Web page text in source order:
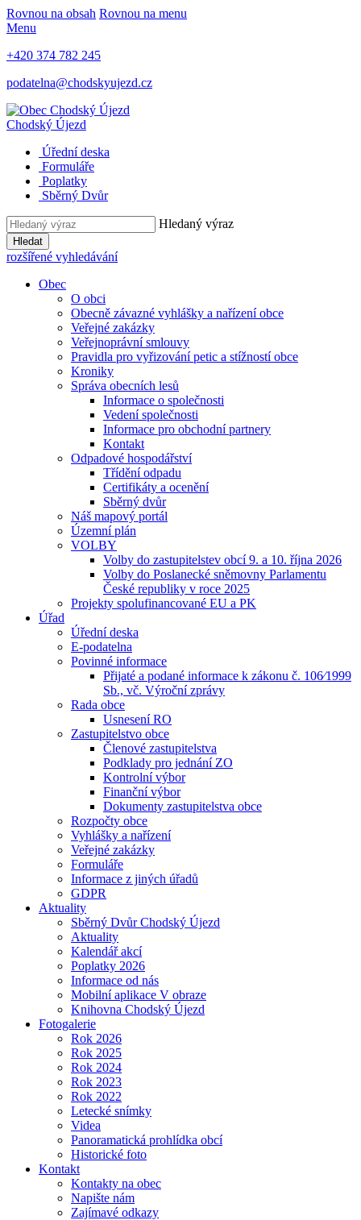
Rovnou na obsah Rovnou na menu
Menu
+420 374 782 245
podatelna@chodskyujezd.cz
Chodský Újezd
Úřední deska
Formuláře
Poplatky
Sběrný Dvůr
Hledaný výraz
Hledat
rozšířené vyhledávání
Obec
O obci
Obecně závazné vyhlášky a nařízení obce
Veřejné zakázky
Veřejnoprávní smlouvy
Pravidla pro vyřizování petic a stížností obce
Kroniky
Správa obecních lesů
Informace o společnosti
Vedení společnosti
Informace pro obchodní partnery
Kontakt
Odpadové hospodářství
Třídění odpadu
Certifikáty a ocenění
Sběrný dvůr
Náš mapový portál
Územní plán
VOLBY
Volby do zastupitelstev obcí 9. a 10. října 2026
Volby do Poslanecké sněmovny Parlamentu
České republiky v roce 2025
Projekty spolufinancované EU a PK
Úřad
Úřední deska
E-podatelna
Povinné informace
Přijaté a podané informace k zákonu č. 106⁄1999
Sb., vč. Výroční zprávy
Rada obce
Usnesení RO
Zastupitelstvo obce
Členové zastupitelstva
Podklady pro jednání ZO
Kontrolní výbor
Finanční výbor
Dokumenty zastupitelstva obce
Rozpočty obce
Vyhlášky a nařízení
Veřejné zakázky
Formuláře
Informace z jiných úřadů
GDPR
Aktuality
Sběrný Dvůr Chodský Újezd
Aktuality
Kalendář akcí
Poplatky 2026
Informace od nás
Mobilní aplikace V obraze
Knihovna Chodský Újezd
Fotogalerie
Rok 2026
Rok 2025
Rok 2024
Rok 2023
Rok 2022
Letecké snímky
Videa
Panoramatická prohlídka obcí
Historické foto
Kontakt
Kontakty na obec
Napište nám
Zajímavé odkazy